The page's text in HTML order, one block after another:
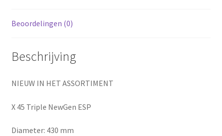
Beoordelingen (0)
Beschrijving
NIEUW IN HET ASSORTIMENT
X 45 Triple NewGen ESP
Diameter: 430 mm